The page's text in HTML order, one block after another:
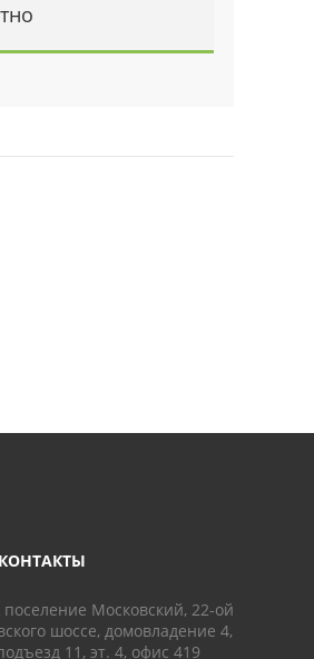
Московский, 22-ой
шоссе, домовладение 4,
11, эт. 4, офис 419